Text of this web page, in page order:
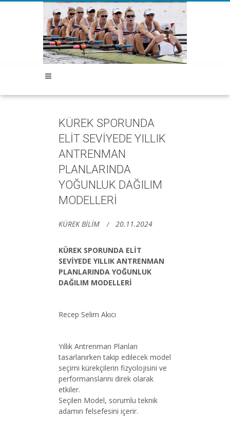
KÜREK SPORUNDA
ELİT SEVİYEDE YILLIK
ANTRENMAN
PLANLARINDA
YOĞUNLUK DAĞILIM
MODELLERİ
KÜREK BİLİM 20.11.2024
KÜREK SPORUNDA ELİT
SEVİYEDE YILLIK ANTRENMAN
PLANLARINDA YOĞUNLUK
DAĞILIM MODELLERİ
Recep Selim Akıcı
Yıllık Antrenman Planları
tasarlanırken takip edilecek model
seçimi kürekçilerin fizyolojisini ve
performanslarını direk olarak
etkiler.
Seçilen Model, sorumlu teknik
adamın felsefesini içerir.